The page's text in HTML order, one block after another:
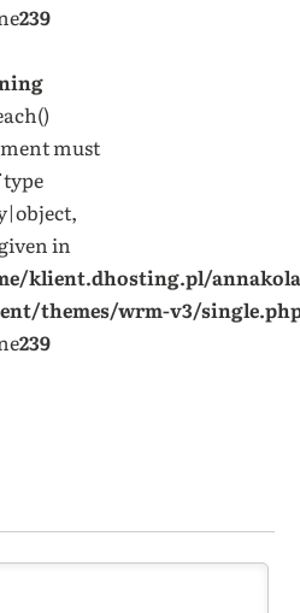
239
must
type
in
klient.dhosting.pl/
themes/wrm-v3/
239